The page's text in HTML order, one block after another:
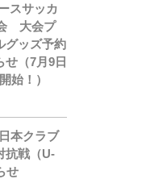
スサッカ
大会プ
グッズ予約
せ（7月9日
始！）
本クラブ
抗戦（U-
せ